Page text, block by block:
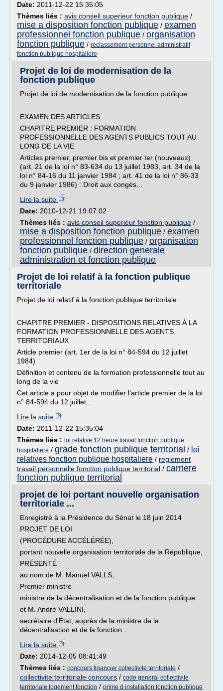
Date: 2011-12-22 15:35:05
Thèmes liés : avis conseil superieur fonction publique /
mise a disposition fonction publique / examen
professionnel fonction publique / organisation
fonction publique / reclassement personnel administratif
fonction publique hospitaliere
Projet de loi de modernisation de la
fonction publique
Projet de loi de modernisation de la fonction publique
EXAMEN DES ARTICLES
CHAPITRE PREMIER : FORMATION
PROFESSIONNELLE DES AGENTS PUBLICS TOUT AU
LONG DE LA VIE
Articles premier, premier bis et premier ter (nouveaux)
(art. 21 de la loi n° 83-634 du 13 juillet 1983, art. 34 de la
loi n° 84-16 du 11 janvier 1984 ; art. 41 de la loi n° 86-33
du 9 janvier 1986) : Droit aux congés...
Lire la suite
Date: 2010-12-21 19:07:02
Thèmes liés : avis conseil superieur fonction publique /
mise a disposition fonction publique / examen
professionnel fonction publique / organisation
fonction publique / direction generale
administration et fonction publique
Projet de loi relatif à la fonction publique
territoriale
Projet de loi relatif à la fonction publique territoriale
CHAPITRE PREMIER - DISPOSITIONS RELATIVES À LA
FORMATION PROFESSIONNELLE DES AGENTS
TERRITORIAUX
Article premier (art. 1er de la loi n° 84-594 du 12 juillet
1984)
Définition et contenu de la formation professionnelle tout au
long de la vie
Cet article a pour objet de modifier l'article premier de la loi
n° 84-594 du 12 juillet...
Lire la suite
Date: 2011-12-22 15:35:04
Thèmes liés : loi relative 12 heure travail fonction publique
hospitaliere / grade fonction publique territorial / loi
relatives fonction publique hospitaliere / reglement
travail personnelle fonction publique territorial / carriere
fonction publique territorial
projet de loi portant nouvelle organisation
territoriale ...
Enregistré à la Présidence du Sénat le 18 juin 2014
PROJET DE LOI
(PROCÉDURE ACCÉLÉRÉE),
portant nouvelle organisation territoriale de la République,
PRÉSENTÉ
au nom de M. Manuel VALLS,
Premier ministre
ministre de la décentralisation et de la fonction publique
et M. André VALLINI,
secrétaire d'État, auprès de la ministre de la
décentralisation et de la fonction...
Lire la suite
Date: 2014-12-05 08:41:49
Thèmes liés : concours financier collectivite territoriale /
collectivite territoriale concours / code general collectivite
territoriale logement fonction / prime d installation fonction publique